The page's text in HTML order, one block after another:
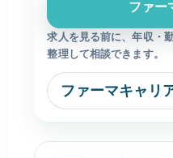
ファー
求人を見る前に、年収・
整理して相談できます。
ファーマキャリ